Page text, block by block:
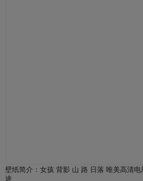
壁纸简介：女孩 背影 山 路 日落 唯美高清
途